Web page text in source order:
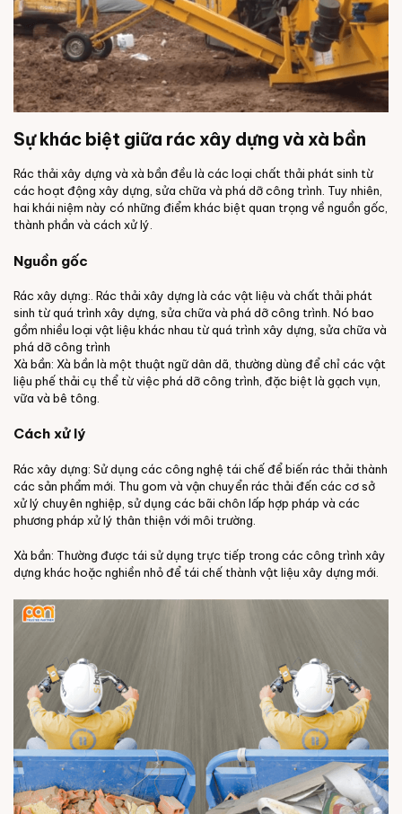
Sự khác biệt giữa rác xây dựng và xà bần
Rác thải xây dựng và xà bần đều là các loại chất thải phát sinh từ
các hoạt động xây dựng, sửa chữa và phá dỡ công trình. Tuy nhiên,
hai khái niệm này có những điểm khác biệt quan trọng về nguồn gốc,
thành phần và cách xử lý.
Nguồn gốc
Rác xây dựng:. Rác thải xây dựng là các vật liệu và chất thải phát
sinh từ quá trình xây dựng, sửa chữa và phá dỡ công trình. Nó bao
gồm nhiều loại vật liệu khác nhau từ quá trình xây dựng, sửa chữa và
phá dỡ công trình
Xà bần: Xà bần là một thuật ngữ dân dã, thường dùng để chỉ các vật
liệu phế thải cụ thể từ việc phá dỡ công trình, đặc biệt là gạch vụn,
vữa và bê tông.
Cách xử lý
Rác xây dựng: Sử dụng các công nghệ tái chế để biến rác thải thành
các sản phẩm mới. Thu gom và vận chuyển rác thải đến các cơ sở
xử lý chuyên nghiệp, sử dụng các bãi chôn lấp hợp pháp và các
phương pháp xử lý thân thiện với môi trường.
Xà bần: Thường được tái sử dụng trực tiếp trong các công trình xây
dựng khác hoặc nghiền nhỏ để tái chế thành vật liệu xây dựng mới.